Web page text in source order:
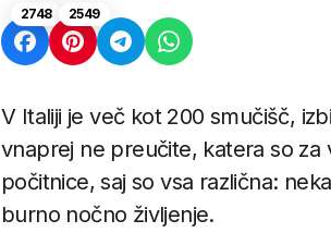
2748 2549
V Italiji je več kot 200 smučišč,
vnaprej ne preučite, katera so za
počitnice, saj so vsa različna:
burno nočno življenje.